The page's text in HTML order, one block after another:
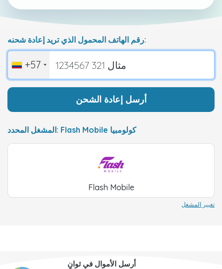
رقم الهاتف المحمول الذي تريد إعادة شحنه:
+57
أرسل إعادة الشحن
المشغل المحدد: Flash Mobile كولومبيا
Flash Mobile
تغيير المشغل
أرسل الأموال في ثوانٍ